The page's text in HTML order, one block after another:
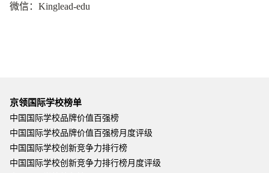
微信：Kinglead-edu
京领国际学校榜单
中国国际学校品牌价值百强榜
中国国际学校品牌价值百强榜月度评级
中国国际学校创新竞争力排行榜
中国国际学校创新竞争力排行榜月度评级